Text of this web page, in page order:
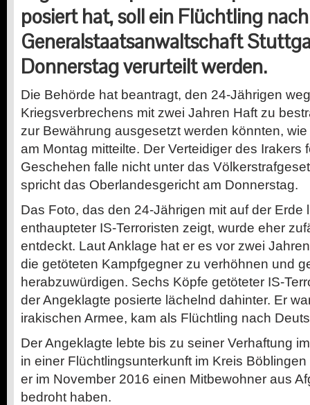
posiert hat, soll ein Flüchtling
Generalstaatsanwaltschaft
Donnerstag verurteilt werden.
Die Behörde hat beantragt, den 24-Jährigen
Kriegsverbrechens mit zwei Jahren Haft zu
zur Bewährung ausgesetzt werden könnten,
am Montag mitteilte. Der Verteidiger des Irakers
Geschehen falle nicht unter das
spricht das Oberlandesgericht am Donnerstag.
Das Foto, das den 24-Jährigen mit auf der Erde
enthaupteter IS-Terroristen zeigt, wurde eher
entdeckt. Laut Anklage hat er es vor zwei
die getöteten Kampfgegner zu verhöhnen und
herabzuwürdigen. Sechs Köpfe getöteter IS-
der Angeklagte posierte lächelnd dahinter. Er
irakischen Armee, kam als Flüchtling nach
Der Angeklagte lebte bis zu seiner Verhaftung
in einer Flüchtlingsunterkunft im Kreis
er im November 2016 einen Mitbewohner aus
bedroht haben.